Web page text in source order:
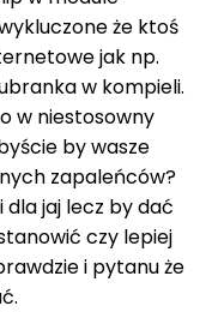
że ktoś
jak np.
w kompieli.
w niestosowny
by wasze
zapaleńców?
dla jaj lecz by dać
czy lepiej
i pytanu że